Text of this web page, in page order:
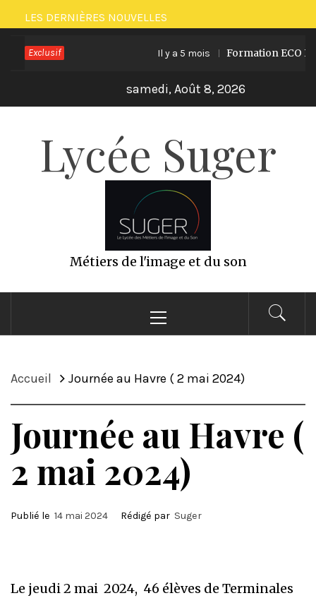
Passer
au
contenu
LES DERNIÈRES NOUVELLES
Exclusif Il y a 5 mois Formation ECO
samedi, Août 8, 2026
Lycée Suger
Métiers de l'image et du son
principal
Accueil Journée au Havre ( 2 mai 2024)
Journée au Havre (
2 mai 2024)
Publié le 14 mai 2024 Rédigé par Suger
Le jeudi 2 mai 2024, 46 élèves de Terminales